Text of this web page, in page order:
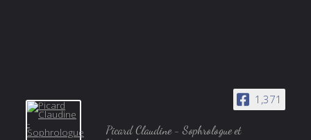
1,371
Picard Claudine - Sophrologue et